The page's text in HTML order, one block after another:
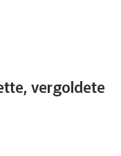
vergoldete